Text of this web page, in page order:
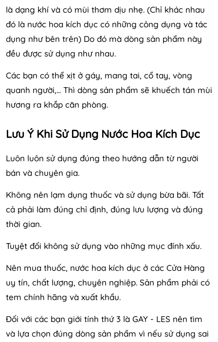
là dạng khí và có mùi thơm dịu nhẹ. (Chỉ khác nhau
đó là nước hoa kích dục có những công dụng và tác
dụng như bên trên) Do đó mà dòng sản phẩm này
đều được sử dụng như nhau.
Các bạn có thể xịt ở gáy, mang tai, cổ tay, vòng
quanh người,... Thì dòng sản phẩm sẽ khuếch tán mùi
hương ra khắp căn phòng.
Lưu Ý Khi Sử Dụng Nước Hoa Kích Dục
Luôn luôn sử dụng đúng theo hướng dẫn từ người
bán và chuyên gia.
Không nên lạm dụng thuốc và sử dụng bừa bãi. Tất
cả phải làm đúng chỉ định, đúng lưu lượng và đúng
thời gian.
Tuyệt đối không sử dụng vào những mục đính xấu.
Nên mua thuốc, nước hoa kích dục ở các Cửa Hàng
uy tín, chất lượng, chuyên nghiệp. Sản phẩm phải có
tem chính hãng và xuất khẩu.
Đối với các bạn giới tính thứ 3 là GAY - LES nên tìm
và lựa chọn đúng dòng sản phẩm vì nếu sử dụng sai